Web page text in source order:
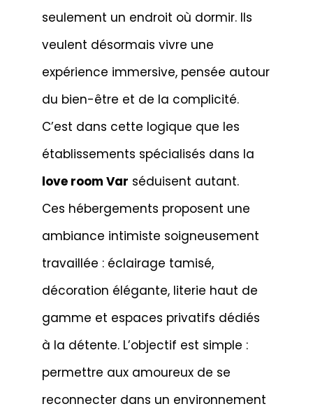
seulement un endroit où dormir. Ils
veulent désormais vivre une
expérience immersive, pensée autour
du bien-être et de la complicité.
C’est dans cette logique que les
établissements spécialisés dans la
love room Var séduisent autant.
Ces hébergements proposent une
ambiance intimiste soigneusement
travaillée : éclairage tamisé,
décoration élégante, literie haut de
gamme et espaces privatifs dédiés
à la détente. L’objectif est simple :
permettre aux amoureux de se
reconnecter dans un environnement